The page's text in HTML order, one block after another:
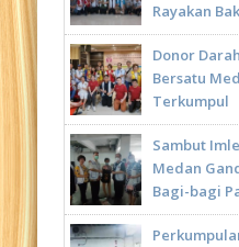
Rayakan
Donor
Bersatu
Terkumpul
Sambut
Medan
Bagi-bagi